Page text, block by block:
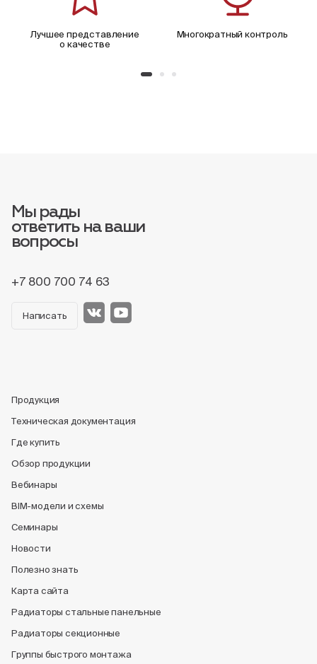
Лучшее представление
о качестве
Многократный контроль
Мы рады
ответить на ваши
вопросы
+7 800 700 74 63
Написать
Продукция
Техническая документация
Где купить
Обзор продукции
Вебинары
BIM-модели и схемы
Семинары
Новости
Полезно знать
Карта сайта
Радиаторы стальные панельные
Радиаторы секционные
Группы быстрого монтажа